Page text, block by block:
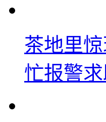
茶地里
忙报警